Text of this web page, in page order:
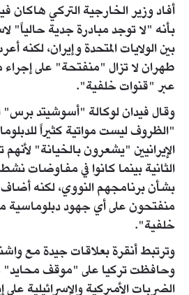
أفاد وزير الخارجية التركي هاكان
بأنه "لا توجد مبادرة جدية حالياً"
بين الولايات المتحدة وإيران، لكنه
طهران لا تزال "منفتحة" على
عبر "قنوات خلفية".
وقال فيدان لوكالة "أسوشيتد برس"
"الظروف ليست مواتية كثيراً
الإيرانيين "يشعرون بالخيانة"
الثانية بينما كانوا في مفاوضات
بشأن برنامجهم النووي، لكنه أضاف:
منفتحون على أي جهود دبلوماسية
خلفية".
وترتبط أنقرة بعلاقات جيدة مع
وحافظت تركيا على "موقف محايد"
الضربات الأميركية والإسرائيلية على